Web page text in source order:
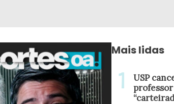
Mais lidas
USP
professor